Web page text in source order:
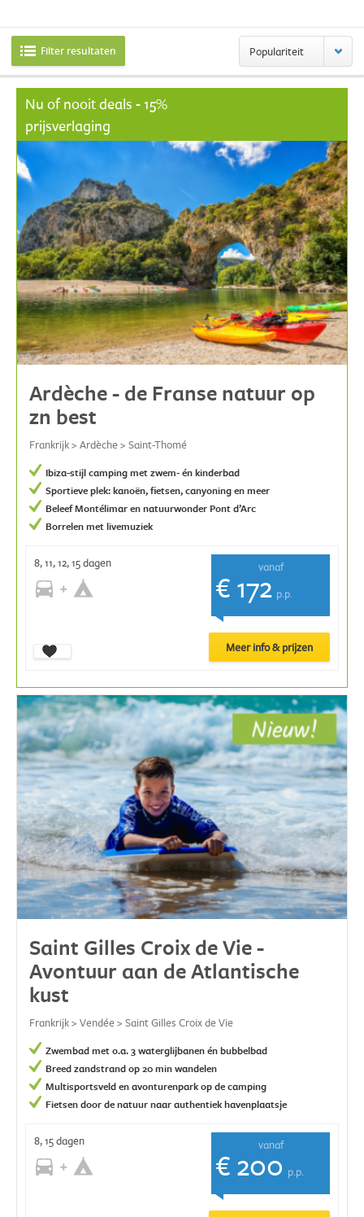
Filter resultaten Populariteit
Nu of nooit deals - 15%
prijsverlaging
Ardèche - de Franse natuur op
zn best
Frankrijk > Ardèche > Saint-Thomé
Ibiza-stijl camping met zwem- én kinderbad
Sportieve plek: kanoën, fietsen, canyoning en meer
Beleef Montélimar en natuurwonder Pont d’Arc
Borrelen met livemuziek
vanaf
€ 172 p.p.
8, 11, 12, 15 dagen
Meer info & prijzen
Saint Gilles Croix de Vie -
Avontuur aan de Atlantische
kust
Frankrijk > Vendée > Saint Gilles Croix de Vie
Zwembad met o.a. 3 waterglijbanen én bubbelbad
Breed zandstrand op 20 min wandelen
Multisportsveld en avonturenpark op de camping
Fietsen door de natuur naar authentiek havenplaatsje
vanaf
€ 200 p.p.
8, 15 dagen